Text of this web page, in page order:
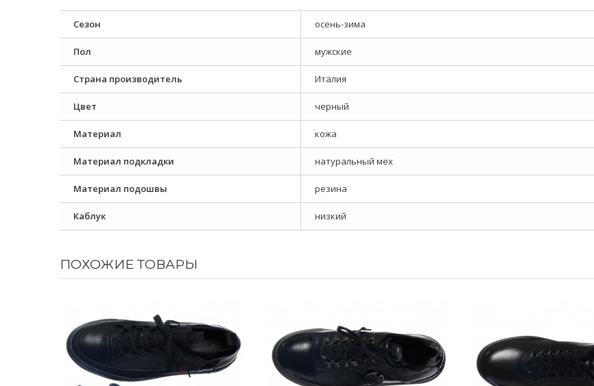
Сезон осень-зима
Пол мужские
Страна производитель Италия
Цвет черный
Материал кожа
Материал подкладки натуральный мех
Материал подошвы резина
Каблук низкий
ПОХОЖИЕ ТОВАРЫ